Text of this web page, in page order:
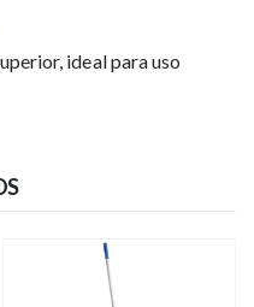
ideal para uso